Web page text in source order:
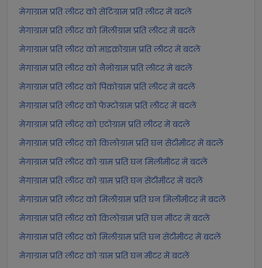
मेगाग्राम प्रति लीटर को सेंटिग्राम प्रति लीटर में बदलें
मेगाग्राम प्रति लीटर को मिलीग्राम प्रति लीटर में बदलें
मेगाग्राम प्रति लीटर को माइक्रोग्राम प्रति लीटर में बदलें
मेगाग्राम प्रति लीटर को नैनोग्राम प्रति लीटर में बदलें
मेगाग्राम प्रति लीटर को पिकोग्राम प्रति लीटर में बदलें
मेगाग्राम प्रति लीटर को फेम्टोग्राम प्रति लीटर में बदलें
मेगाग्राम प्रति लीटर को एटोग्राम प्रति लीटर में बदलें
मेगाग्राम प्रति लीटर को किलोग्राम प्रति घन सेंटीमीटर में बदलें
मेगाग्राम प्रति लीटर को ग्राम प्रति घन मिलीमीटर में बदलें
मेगाग्राम प्रति लीटर को ग्राम प्रति घन सेंटीमीटर में बदलें
मेगाग्राम प्रति लीटर को मिलीग्राम प्रति घन मिलीमीटर में बदलें
मेगाग्राम प्रति लीटर को किलोग्राम प्रति घन मीटर में बदलें
मेगाग्राम प्रति लीटर को मिलीग्राम प्रति घन सेंटीमीटर में बदलें
मेगाग्राम प्रति लीटर को ग्राम प्रति घन मीटर में बदलें